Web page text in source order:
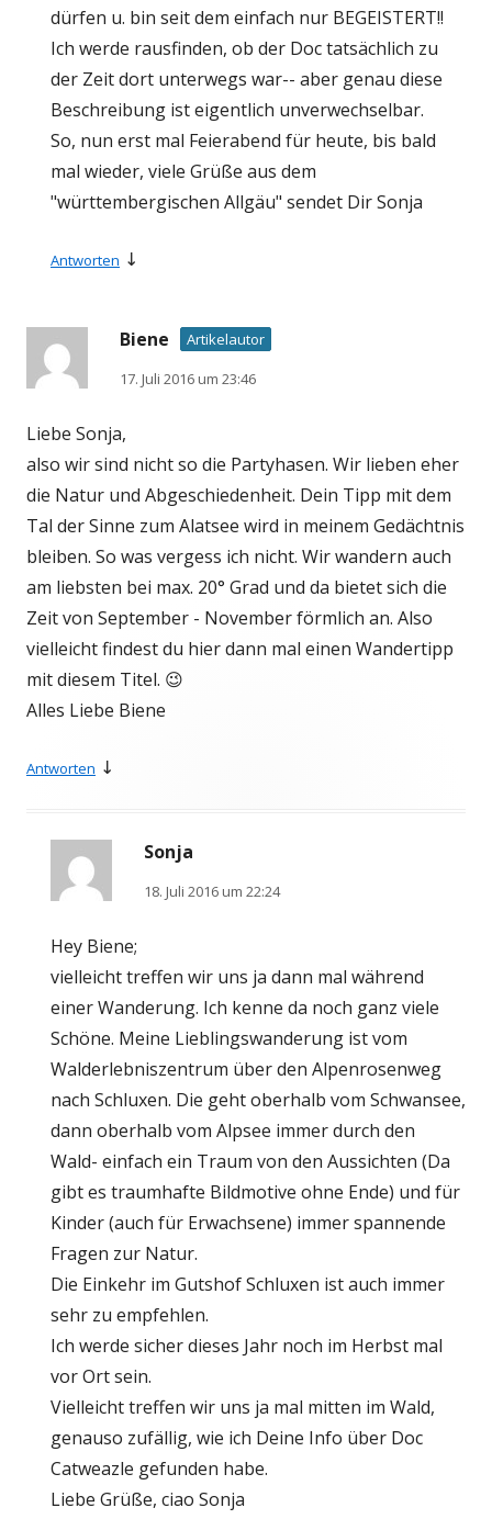
dürfen u. bin seit dem einfach nur BEGEISTERT!!
Ich werde rausfinden, ob der Doc tatsächlich zu
der Zeit dort unterwegs war-- aber genau diese
Beschreibung ist eigentlich unverwechselbar.
So, nun erst mal Feierabend für heute, bis bald
mal wieder, viele Grüße aus dem
"württembergischen Allgäu" sendet Dir Sonja
Antworten ↓
Biene
Artikelautor
17. Juli 2016 um 23:46
Liebe Sonja,
also wir sind nicht so die Partyhasen. Wir lieben eher
die Natur und Abgeschiedenheit. Dein Tipp mit dem
Tal der Sinne zum Alatsee wird in meinem Gedächtnis
bleiben. So was vergess ich nicht. Wir wandern auch
am liebsten bei max. 20° Grad und da bietet sich die
Zeit von September - November förmlich an. Also
vielleicht findest du hier dann mal einen Wandertipp
mit diesem Titel. 😉
Alles Liebe Biene
Antworten ↓
Sonja
18. Juli 2016 um 22:24
Hey Biene;
vielleicht treffen wir uns ja dann mal während
einer Wanderung. Ich kenne da noch ganz viele
Schöne. Meine Lieblingswanderung ist vom
Walderlebniszentrum über den Alpenrosenweg
nach Schluxen. Die geht oberhalb vom Schwansee,
dann oberhalb vom Alpsee immer durch den
Wald- einfach ein Traum von den Aussichten (Da
gibt es traumhafte Bildmotive ohne Ende) und für
Kinder (auch für Erwachsene) immer spannende
Fragen zur Natur.
Die Einkehr im Gutshof Schluxen ist auch immer
sehr zu empfehlen.
Ich werde sicher dieses Jahr noch im Herbst mal
vor Ort sein.
Vielleicht treffen wir uns ja mal mitten im Wald,
genauso zufällig, wie ich Deine Info über Doc
Catweazle gefunden habe.
Liebe Grüße, ciao Sonja